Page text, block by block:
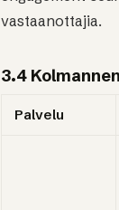
vastaanottajia.
3.4
Palvelu